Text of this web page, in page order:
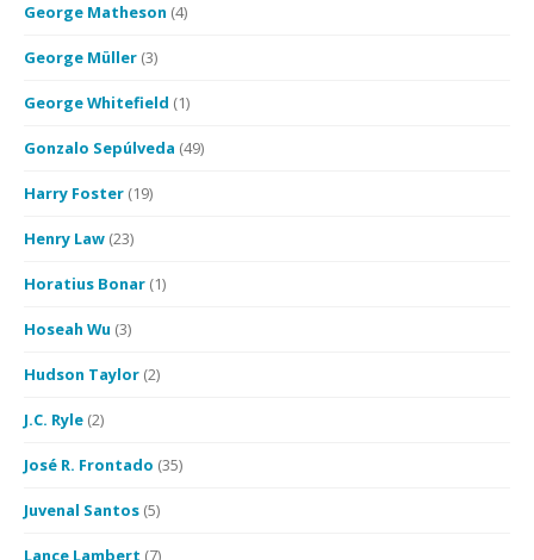
George Matheson (4)
George Müller (3)
George Whitefield (1)
Gonzalo Sepúlveda (49)
Harry Foster (19)
Henry Law (23)
Horatius Bonar (1)
Hoseah Wu (3)
Hudson Taylor (2)
J.C. Ryle (2)
José R. Frontado (35)
Juvenal Santos (5)
Lance Lambert (7)